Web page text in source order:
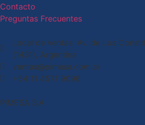
Contacto
Preguntas Frecuentes
Local de ventas: Av. de Los
(1431), Argentina
ventas@pimesa.com.ar
+54 11 4571 9096
PIMESA S.A.